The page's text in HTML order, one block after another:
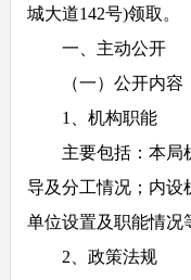
城大道142号)领取。
一、主动公开
（一）公开内容
1
、机构职能
主要包括：本局机
导及分工情况；内设
单位设置及职能情况
2 、政策法规